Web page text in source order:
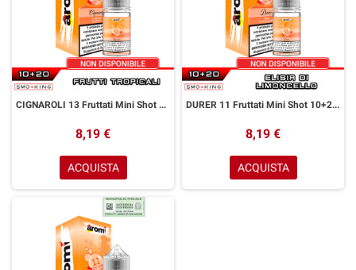
CIGNAROLI 13 Fruttati Mini Shot 10+20 ml Aromì by Easy Vape Frutti Tropicali
8,19 €
ACQUISTA
DURER 11 Fruttati Mini Shot 10+20 ml Aromì by Easy Vape Limoncello
8,19 €
ACQUISTA